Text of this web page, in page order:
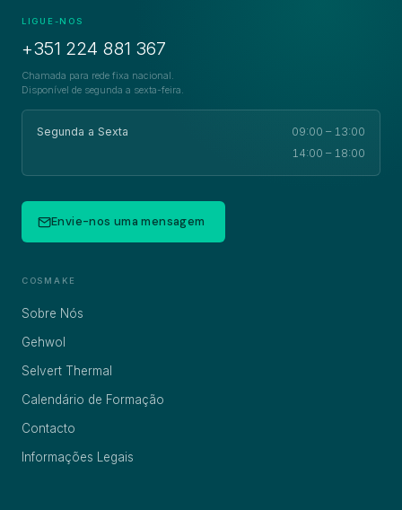
LIGUE-NOS
+351 224 881 367
Chamada para rede fixa nacional.
Disponível de segunda a sexta-feira.
Segunda a Sexta
09:00 – 13:00
14:00 – 18:00
Envie-nos uma mensagem
COSMAKE
Sobre Nós
Gehwol
Selvert Thermal
Calendário de Formação
Contacto
Informações Legais